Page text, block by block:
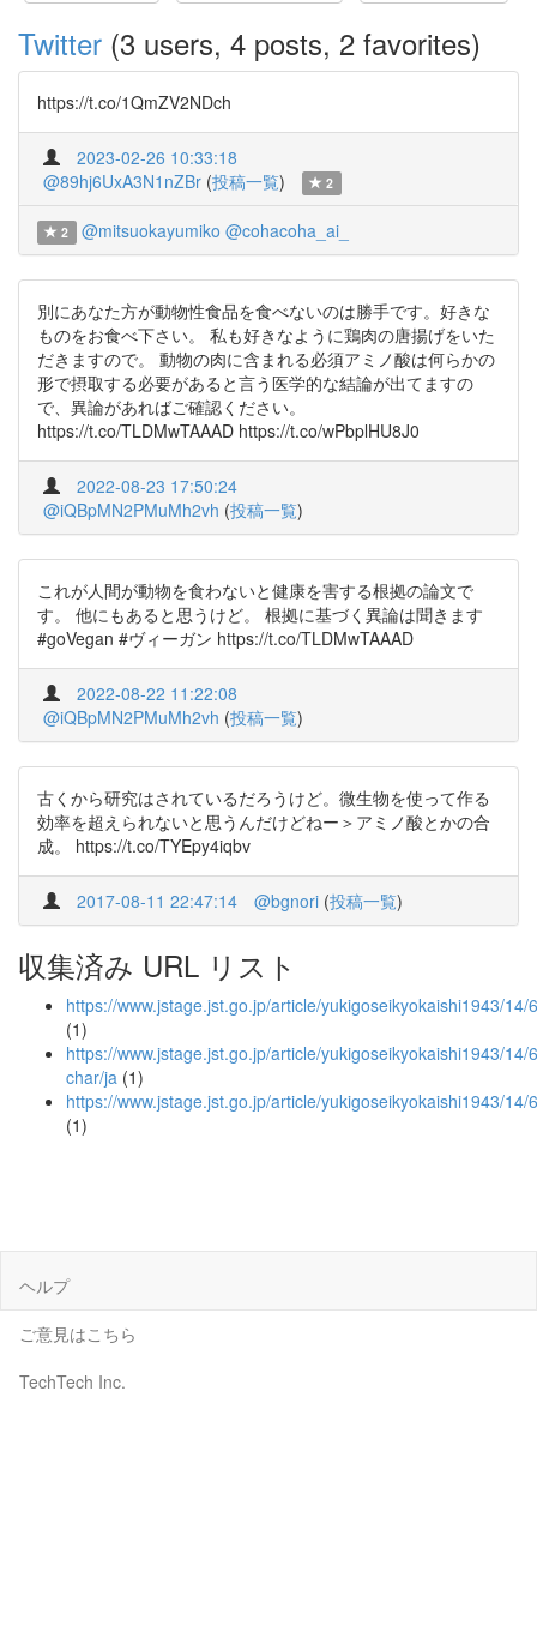
Twitter (3 users, 4 posts, 2 favorites)
https://t.co/1QmZV2NDch
2023-02-26 10:33:18
@89hj6UxA3N1nZBr (投稿一覧) 2
2 @mitsuokayumiko @cohacoha_ai_
別にあなた方が動物性食品を食べないのは勝手です。好きな
ものをお食べ下さい。 私も好きなように鶏肉の唐揚げをいた
だきますので。 動物の肉に含まれる必須アミノ酸は何らかの
形で摂取する必要があると言う医学的な結論が出てますの
で、異論があればご確認ください。
https://t.co/TLDMwTAAAD https://t.co/wPbplHU8J0
2022-08-23 17:50:24
@iQBpMN2PMuMh2vh (投稿一覧)
これが人間が動物を食わないと健康を害する根拠の論文で
す。 他にもあると思うけど。 根拠に基づく異論は聞きます
#goVegan #ヴィーガン https://t.co/TLDMwTAAAD
2022-08-22 11:22:08
@iQBpMN2PMuMh2vh (投稿一覧)
古くから研究はされているだろうけど。微生物を使って作る
効率を超えられないと思うんだけどねー＞アミノ酸とかの合
成。 https://t.co/TYEpy4iqbv
2017-08-11 22:47:14 @bgnori (投稿一覧)
収集済み URL リスト
https://www.jstage.jst.go.jp/article/yukigoseikyokaishi1943/
(1)
https://www.jstage.jst.go.jp/article/yukigoseikyokaishi1943/
char/ja (1)
https://www.jstage.jst.go.jp/article/yukigoseikyokaishi1943/
(1)
ヘルプ
ご意見はこちら
TechTech Inc.